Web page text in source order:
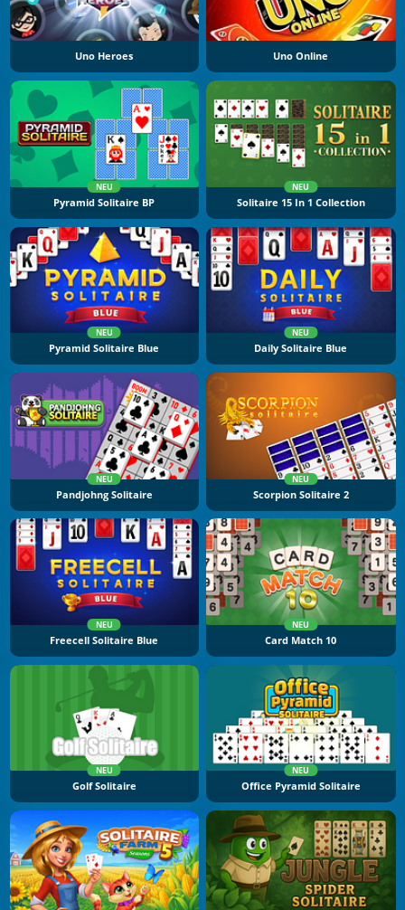
Uno Heroes Uno Online
NEU
Pyramid Solitaire BP
NEU
Solitaire 15 In 1 Collection
NEU
Pyramid Solitaire Blue
NEU
Daily Solitaire Blue
NEU
Pandjohng Solitaire
NEU
Scorpion Solitaire 2
NEU
Freecell Solitaire Blue
NEU
Card Match 10
NEU
Golf Solitaire
NEU
Office Pyramid Solitaire